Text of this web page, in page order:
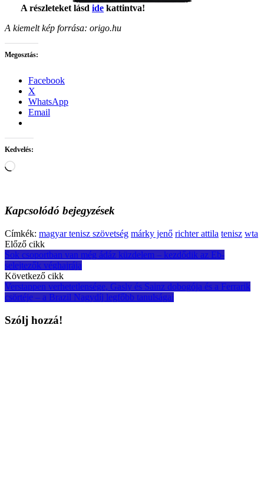
A részleteket lásd ide kattintva!
A kiemelt kép forrása: origo.hu
Megosztás:
Facebook
X
WhatsApp
Email
Kedvelés:
Loading…
Kapcsolódó bejegyzések
Címkék: magyar tenisz szövetség márky jenő richter attila tenisz wta
Post
navigation
Előző cikk
Sok csoportban van még ádáz küzdelem – kezdődik az Eb-
selejtezők véghajrája
Következő cikk
Verstappen verhetetlensége, Gasly és Sainz dobogója és a Ferrarik
csörtéje – a Brazil Nagydíj legfőbb tanulságai
Szólj hozzá!